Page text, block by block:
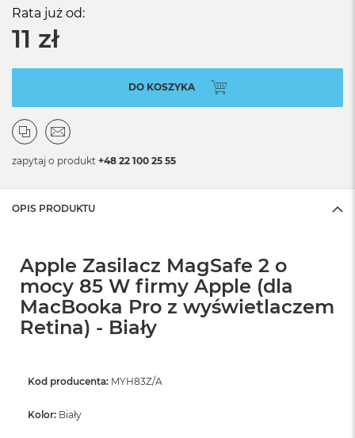
Rata już od:
11 zł
DO KOSZYKA
zapytaj o produkt +48 22 100 25 55
OPIS PRODUKTU
Apple Zasilacz MagSafe 2 o
mocy 85 W firmy Apple (dla
MacBooka Pro z wyświetlaczem
Retina) - Biały
Kod producenta: MYH83Z/A
Kolor: Biały